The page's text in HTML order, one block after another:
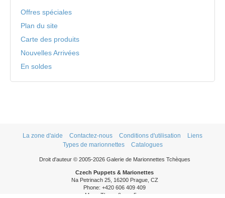
Offres spéciales
Plan du site
Carte des produits
Nouvelles Arrivées
En soldes
La zone d'aide Contactez-nous Conditions d'utilisation
Liens
Types de marionnettes
Catalogues
Droit d'auteur © 2005-2026 Galerie de Marionnettes Tchèques
Czech Puppets & Marionettes
Na Petrinach 25, 16200 Prague, CZ
Phone: +420 606 409 409
Mon - Thurs: 9am - 5pm